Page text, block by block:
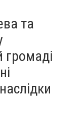
та
громаді